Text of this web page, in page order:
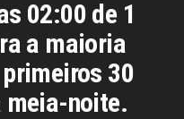
02:00 de 1
a maioria
30
meia-noite.